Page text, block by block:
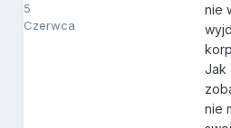
5
Czerwca
nie
Jak
nie